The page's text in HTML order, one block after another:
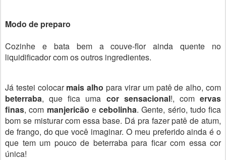
Modo de preparo
Cozinhe e bata bem a couve-flor ainda quente no
liquidificador com os outros ingredientes.
Já testei colocarmais alhopara virar um patê de alho, com
beterraba, que fica uma cor sensacional!, comervas
finas, com manjericão e cebolinha. Gente, sério, tudo fica
bom se misturar com essa base. Dá pra fazer patê de atum,
de frango, do que você imaginar. O meu preferido ainda é o
que tem um pouco de beterraba para ficar com essa cor
única!